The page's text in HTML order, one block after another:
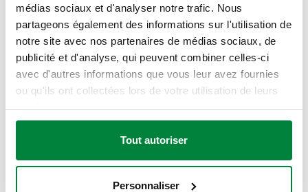
médias sociaux et d'analyser notre trafic. Nous
partageons également des informations sur l'utilisation de
notre site avec nos partenaires de médias sociaux, de
publicité et d'analyse, qui peuvent combiner celles-ci
avec d'autres informations que vous leur avez fournies
ou qu'ils ont collectées lors de votre utilisation de leurs
services.
Tout autoriser
Personnaliser
température. « Nous voulions tout d’abord un chauffage au
sol, mais après concertation, il est apparu que les futurs
habitants profiteraient davantage de radiateurs », explique
l’installateur Leveau. « L’une des caractéristiques du
chauffage au sol est en effet qu’il chauffe lentement. Nous
haute performance à rendement énergétique élevé, idéaux
en combinaison avec le SATK20. Pour affiner le réglage de
ces radiateurs, nous avons également placé des mitigeurs